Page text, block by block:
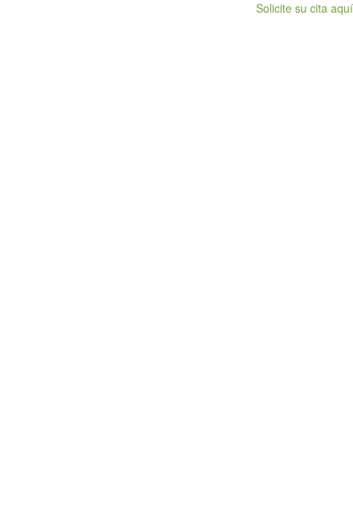
Solicite su cita aquí